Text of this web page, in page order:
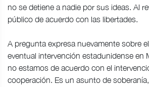
no se detiene a nadie por sus ideas. Al
público de acuerdo con las libertades.
A pregunta expresa nuevamente sobre
eventual intervención estadunidense en
no estamos de acuerdo con el
cooperación. Es un asunto de